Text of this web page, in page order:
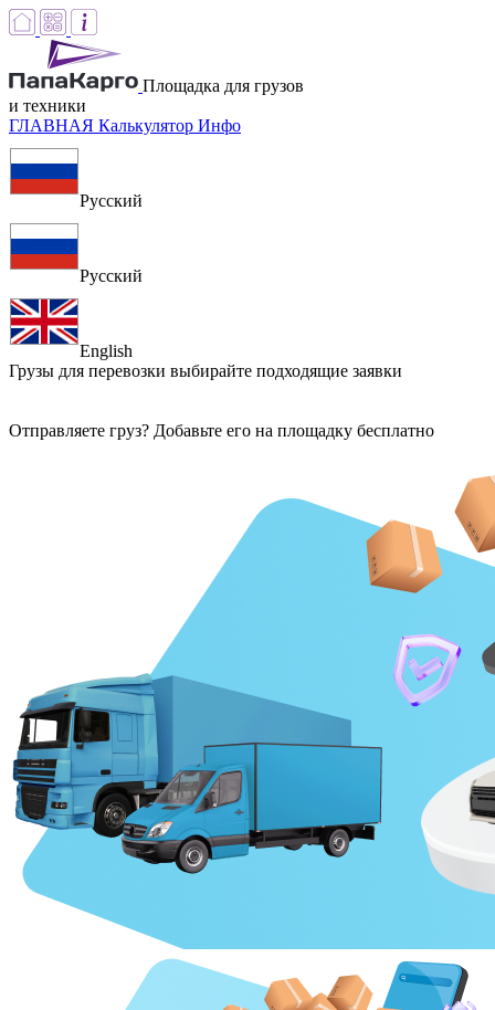
Площадка для грузов
и техники
ГЛАВНАЯ Калькулятор Инфо
Русский
Русский
English
Грузы для перевозки выбирайте подходящие заявки
Отправляете груз? Добавьте его на площадку бесплатно